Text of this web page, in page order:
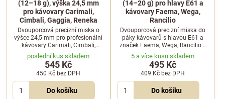
(12–18 g), výška 24,5 mm
pro kávovary Carimali,
Cimbali, Gaggia, Reneka
Dvouporcová precizní miska o
výšce 24,5 mm pro profesionální
kávovary Carimali, Cimbali,
Gaggia a Reneka. Určena pro 12
až 18 gramů kávy a tamper o
průměru 58 mm.
poslední kus skladem
545 Kč
450 Kč bez DPH
Do košíku
(14–20 g) pro hlavy E61 a
kávovary Faema, Wega,
Rancilio
Dvouporcová precizní miska do
páky kávovarů s hlavou E61 a
značek Faema, Wega, Rancilio a
dalších. Vhodná pro 14 až 20
gramů kávy a tamper o průměru
58 mm.
5 a více kusů skladem
495 Kč
409 Kč bez DPH
Do košíku